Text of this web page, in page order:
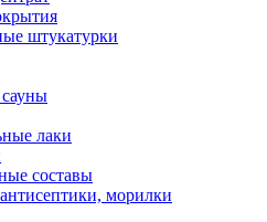
штукатурки
лаки
составы
морилки